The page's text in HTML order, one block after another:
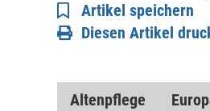
Artikel speichern
Diesen Artikel
Altenpflege